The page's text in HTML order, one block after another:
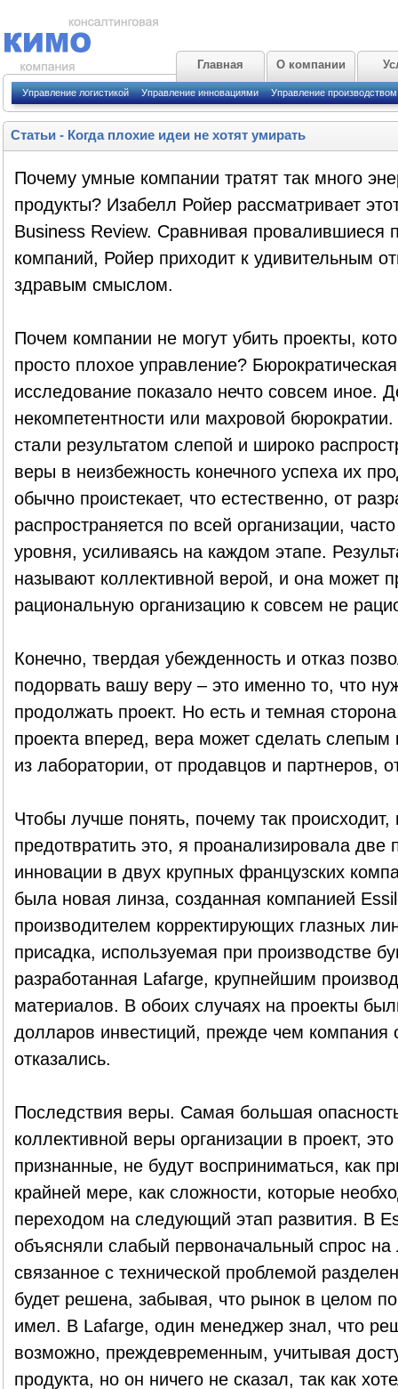
Главная О компании
Управление логистикой Управление инновациями Управление производством
Статьи- Когда плохие идеи не хотят умирать
Почему умные компании тратят так много
продукты? Изабелл Ройер рассматривает
Business Review. Сравнивая провалившиеся
компаний, Ройер приходит к удивительным
здравым смыслом.
Почем компании не могут убить проекты,
просто плохое управление?
исследование показало нечто совсем иное.
некомпетентности или махровой
стали результатом слепой и широко
веры в неизбежность конечного успеха их
обычно проистекает, что естественно, от
распространяется по всей организации,
уровня, усиливаясь на каждом этапе.
называют коллективной верой, и она может
рациональную организацию к совсем не
Конечно, твердая убежденность и отказ
подорвать вашу веру – это именно то, что
продолжать проект. Но есть и темная
проекта вперед, вера может сделать слепым
из лаборатории, от продавцов и партнеров,
Чтобы лучше понять, почему так
предотвратить это, я проанализировала
инновации в двух крупных французских
была новая линза, созданная компанией
производителем корректирующих глазных
присадка, используемая при производстве
разработанная Lafarge, крупнейшим
материалов. В обоих случаях на проекты
долларов инвестиций, прежде чем компания
отказались.
Последствия веры. Самая большая
коллективной веры организации в проект,
признанные, не будут восприниматься, как
крайней мере, как сложности, которые
переходом на следующий этап развития. В
объясняли слабый первоначальный спрос на
связанное с технической проблемой
будет решена, забывая, что рынок в целом
имел. В Lafarge, один менеджер знал, что
возможно, преждевременным, учитывая
продукта, но он ничего не сказал, так как